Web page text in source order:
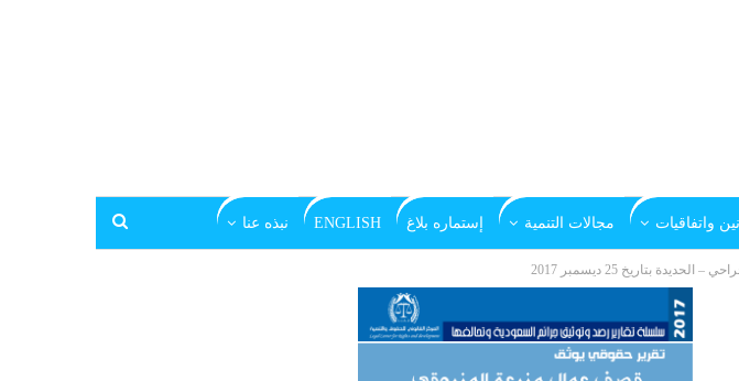
واتفاقيات مجالات التنمية إستماره بلاغ ENGLISH نبذه عنا
بتاريخ 25 ديسمبر 2017